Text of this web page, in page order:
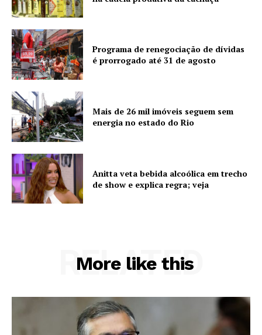
Programa de renegociação de dívidas
é prorrogado até 31 de agosto
Mais de 26 mil imóveis seguem sem
energia no estado do Rio
Anitta veta bebida alcoólica em trecho
de show e explica regra; veja
More like this
RELATED